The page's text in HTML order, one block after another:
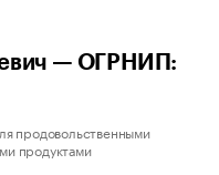
— ОГРНИП:
продовольственными
продуктами